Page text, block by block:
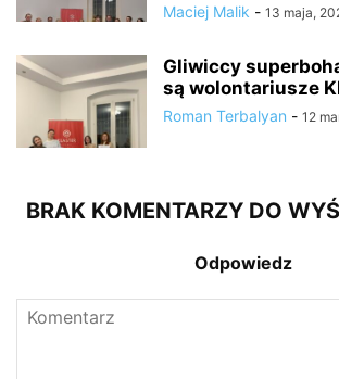
Maciej Malik - 13 maja,
Gliwiccy
są wolontariusze
Roman Terbalyan - 12
BRAK KOMENTARZY DO
Odpowiedz